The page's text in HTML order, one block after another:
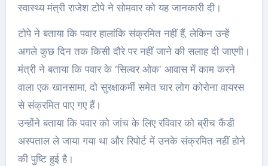
स्वास्थ्य मंत्री राजेश टोपे ने सोमवार को यह जानकारी दी।
टोपे ने बताया कि पवार हालांकि संक्रमित नहीं हैं, लेकिन उन्हें
अगले कुछ दिन तक किसी दौरे पर नहीं जाने की सलाह दी जाएगी।
मंत्री ने बताया कि पवार के ‘सिल्वर ओक’ आवास में काम करने
वाला एक खानसामा, दो सुरक्षाकर्मी समेत चार लोग कोरोना वायरस
से संक्रमित पाए गए हैं।
उन्होंने बताया कि पवार को जांच के लिए रविवार को ब्रीच कैंडी
अस्पताल ले जाया गया था और रिपोर्ट में उनके संक्रमित नहीं होने
की पुष्टि हुई है।